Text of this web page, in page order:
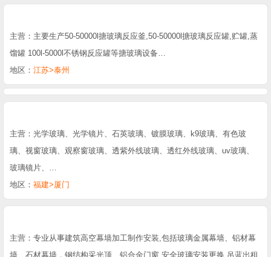
主营：主要生产50-50000l搪玻璃反应釜,50-50000l搪玻璃反应罐,贮罐,蒸
馏罐 100l-5000l不锈钢反应罐等搪玻璃设备…
地区： 江苏>泰州
主营：光学玻璃、光学镜片、石英玻璃、镀膜玻璃、k9玻璃、有色玻
璃、视窗玻璃、观察窗玻璃、透紫外线玻璃、透红外线玻璃、uv玻璃、
玻璃镜片、…
地区： 福建>厦门
主营：专业从事建筑高空幕墙加工制作安装,包括玻璃金属幕墙、铝材幕
墙、石材幕墙，钢结构采光顶、铝合金门窗,安全玻璃安装更换,吊蓝出租